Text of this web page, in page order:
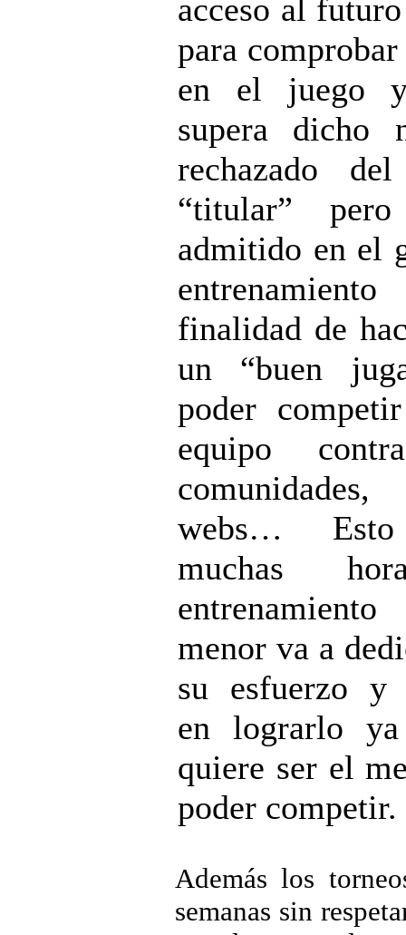
acceso al
para
en el juego
supera dicho
rechazado
“titular”
admitido en el
finalidad de
un “buen
poder
equipo
webs…
muchas
menor va a
su esfuerzo y
en lograrlo
quiere ser el
poder competir.
Además los
semanas sin